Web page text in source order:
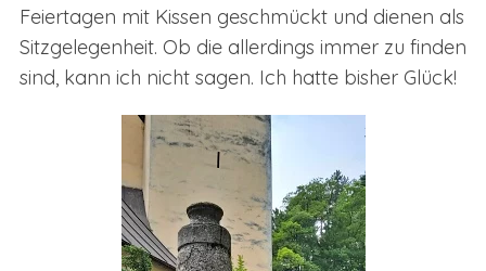
Feiertagen mit Kissen geschmückt und dienen als
Sitzgelegenheit. Ob die allerdings immer zu finden
sind, kann ich nicht sagen. Ich hatte bisher Glück!